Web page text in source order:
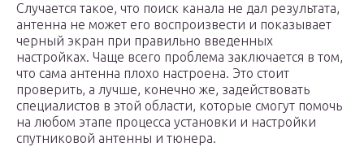
Случается такое, что поиск канала не дал результата,
антенна не может его воспроизвести и показывает
черный экран при правильно введенных
настройках. Чаще всего проблема заключается в том,
что сама антенна плохо настроена. Это стоит
проверить, а лучше, конечно же, задействовать
специалистов в этой области, которые смогут помочь
на любом этапе процесса установки и настройки
спутниковой антенны и тюнера.